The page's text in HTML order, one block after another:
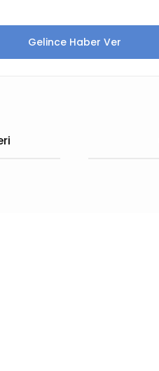
Gelince Haber Ver